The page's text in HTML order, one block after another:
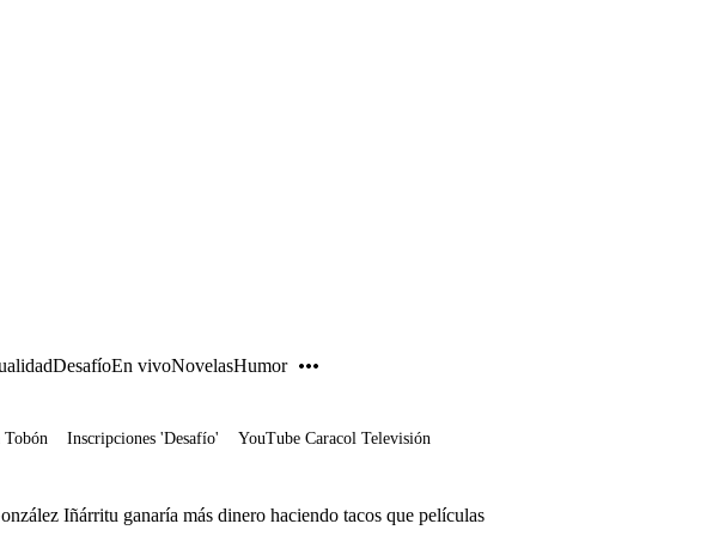
DesafíoEn vivoNovelasHumor
Tobón Inscripciones 'Desafío' YouTube Caracol Televisión
Iñárritu ganaría más dinero haciendo tacos que películas